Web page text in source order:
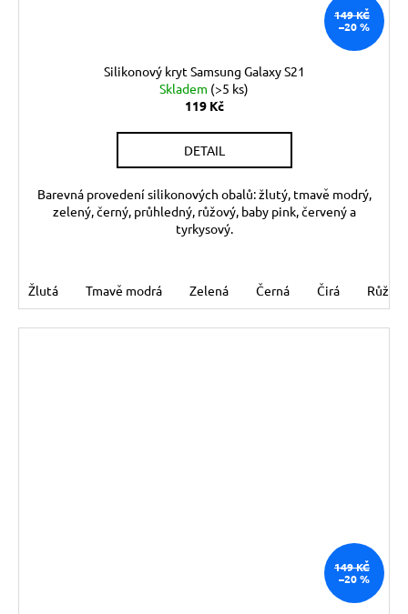
149 KČ
–20 %
Silikonový kryt Samsung Galaxy S21
Skladem (>5 ks)
119 Kč
DETAIL
Barevná provedení silikonových obalů: žlutý, tmavě modrý,
zelený, černý, průhledný, růžový, baby pink, červený a
tyrkysový.
Žlutá Tmavě modrá Zelená Černá Čirá Růžová
149 KČ
–20 %